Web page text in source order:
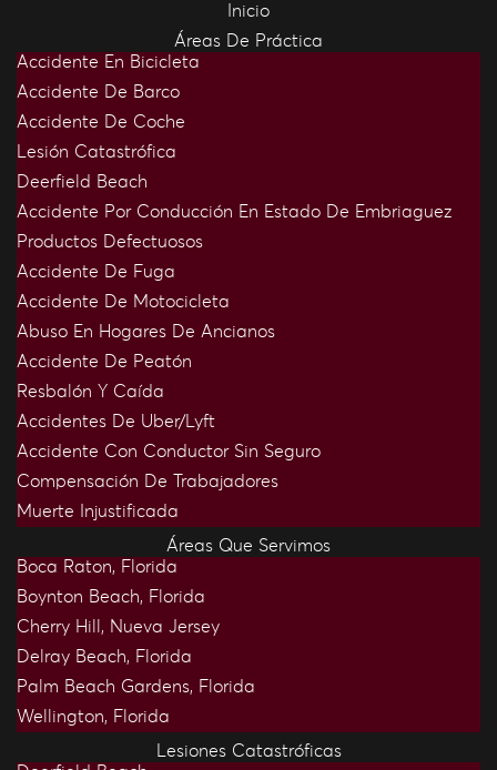
Inicio
Áreas De Práctica
Accidente En Bicicleta
Accidente De Barco
Accidente De Coche
Lesión Catastrófica
Deerfield Beach
Accidente Por Conducción En Estado De Embriaguez
Productos Defectuosos
Accidente De Fuga
Accidente De Motocicleta
Abuso En Hogares De Ancianos
Accidente De Peatón
Resbalón Y Caída
Accidentes De Uber/Lyft
Accidente Con Conductor Sin Seguro
Compensación De Trabajadores
Muerte Injustificada
Áreas Que Servimos
Boca Raton, Florida
Boynton Beach, Florida
Cherry Hill, Nueva Jersey
Delray Beach, Florida
Palm Beach Gardens, Florida
Wellington, Florida
Lesiones Catastróficas